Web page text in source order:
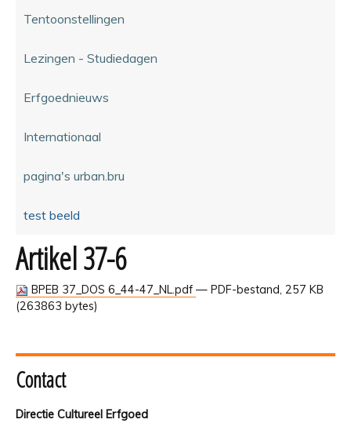
Tentoonstellingen
Lezingen - Studiedagen
Erfgoednieuws
Internationaal
pagina's urban.bru
test beeld
Artikel 37-6
BPEB 37_DOS 6_44-47_NL.pdf — PDF-bestand, 257 KB
(263863 bytes)
Contact
Directie Cultureel Erfgoed